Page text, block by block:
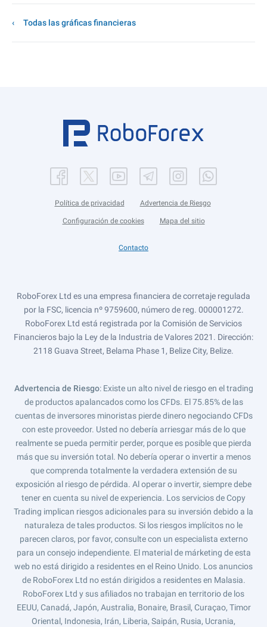
Todas las gráficas financieras
Política de privacidad Advertencia de Riesgo
Configuración de cookies Mapa del sitio
Contacto
RoboForex Ltd es una empresa financiera de corretaje regulada
por la FSC, licencia nº 9759600, número de reg. 000001272.
RoboForex Ltd está registrada por la Comisión de Servicios
Financieros bajo la Ley de la Industria de Valores 2021. Dirección:
2118 Guava Street, Belama Phase 1, Belize City, Belize.
Advertencia de Riesgo: Existe un alto nivel de riesgo en el trading
de productos apalancados como los CFDs. El 75.85% de las
cuentas de inversores minoristas pierde dinero negociando CFDs
con este proveedor. Usted no debería arriesgar más de lo que
realmente se pueda permitir perder, porque es posible que pierda
más que su inversión total. No debería operar o invertir a menos
que comprenda totalmente la verdadera extensión de su
exposición al riesgo de pérdida. Al operar o invertir, siempre debe
tener en cuenta su nivel de experiencia. Los servicios de Copy
Trading implican riesgos adicionales para su inversión debido a la
naturaleza de tales productos. Si los riesgos implícitos no le
parecen claros, por favor, consulte con un especialista externo
para un consejo independiente. El material de márketing de esta
web no está dirigido a residentes en el Reino Unido. Los anuncios
de RoboForex Ltd no están dirigidos a residentes en Malasia.
RoboForex Ltd y sus afiliados no trabajan en territorio de los
EEUU, Canadá, Japón, Australia, Bonaire, Brasil, Curaçao, Timor
Oriental, Indonesia, Irán, Liberia, Saipán, Rusia, Ucrania,